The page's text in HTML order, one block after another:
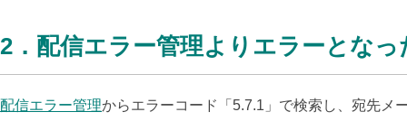
2 ． 配信エラー管理よりエラーとな
配信エラー管理からエラーコード「5.7.1」で検索し、宛先メ